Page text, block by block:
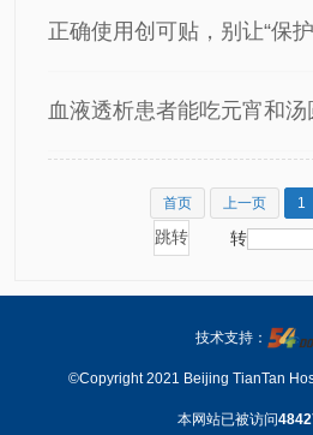
正确使用创可贴，别让“保护
血液透析患者能吃元宵和汤
首页 上一页 1
转
技术支持：
©Copyright 2021 Beijing TianTan
本网站已被访问